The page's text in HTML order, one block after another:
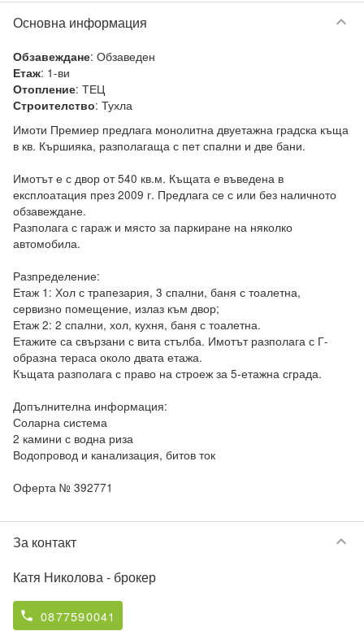
Основна информация keyboard_arrow_down
Обзавеждане: Обзаведен
Етаж: 1-ви
Отопление: ТЕЦ
Строителство: Тухла
Имоти Премиер предлага монолитна двуетажна градска къща
в кв. Кършияка, разполагаща с пет спални и две бани.
Имотът е с двор от 540 кв.м. Къщата е въведена в
експлоатация през 2009 г. Предлага се с или без наличното
обзавеждане.
Разполага с гараж и място за паркиране на няколко
автомобила.
Разпределение:
Етаж 1: Хол с трапезария, 3 спални, баня с тоалетна,
сервизно помещение, излаз към двор;
Етаж 2: 2 спални, хол, кухня, баня с тоалетна.
Етажите са свързани с вита стълба. Имотът разполага с Г-
образна тераса около двата етажа.
Къщата разполага с право на строеж за 5-етажна сграда.
Допълнителна информация:
Соларна система
2 камини с водна риза
Водопровод и канализация, битов ток
Оферта № 392771
За контакт keyboard_arrow_down
Катя Николова- брокер
phone 0877590041